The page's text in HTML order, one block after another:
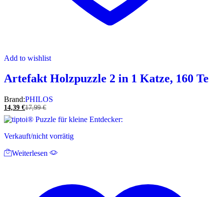
Add to wishlist
Artefakt Holzpuzzle 2 in 1 Katze, 160 Te
Brand:PHILOS
14,39 €17,99€
Verkauft/nicht vorrätig
Weiterlesen